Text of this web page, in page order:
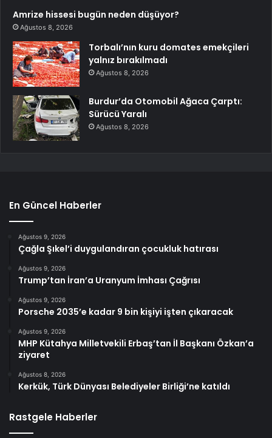
Amrize hissesi bugün neden düşüyor?
Ağustos 8, 2026
Torbalı’nın kuru domates emekçileri
yalnız bırakılmadı
Ağustos 8, 2026
Burdur’da Otomobil Ağaca Çarptı:
Sürücü Yaralı
Ağustos 8, 2026
En Güncel Haberler
Ağustos 9, 2026
Çağla Şıkel’i duygulandıran çocukluk hatırası
Ağustos 9, 2026
Trump’tan İran’a Uranyum İmhası Çağrısı
Ağustos 9, 2026
Porsche 2035’e kadar 9 bin kişiyi işten çıkaracak
Ağustos 9, 2026
MHP Kütahya Milletvekili Erbaş’tan İl Başkanı Özkan’a
ziyaret
Ağustos 8, 2026
Kerkük, Türk Dünyası Belediyeler Birliği’ne katıldı
Rastgele Haberler